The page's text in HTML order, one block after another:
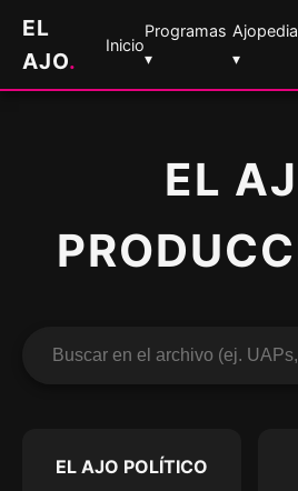
EL
AJO.
Inicio
Programas
▾
Ajopedia
▾
EL
EL AJO POLÍTICO